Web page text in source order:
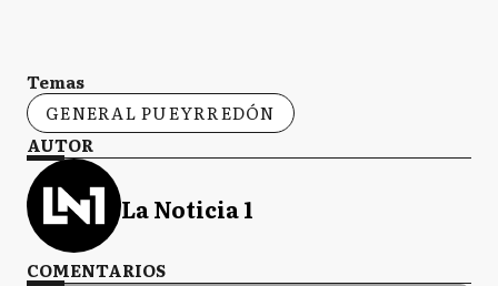
Temas
GENERAL PUEYRREDÓN
AUTOR
La Noticia 1
COMENTARIOS